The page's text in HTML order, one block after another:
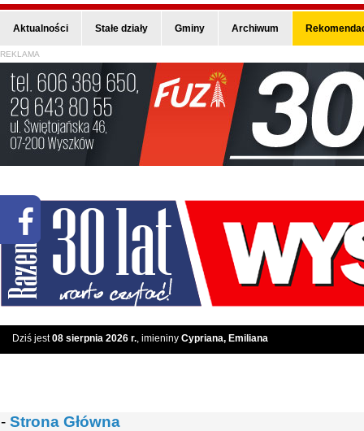
Aktualności Stałe działy Gminy Archiwum
REKLAMA
Dziś jest08 sierpnia 2026 r., imieniny Cypriana, Emiliana
- Strona Główna